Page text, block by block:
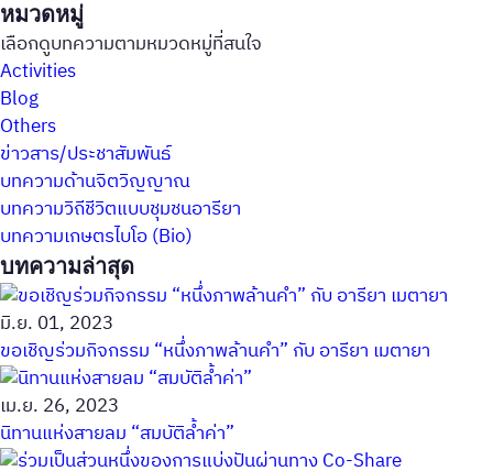
หมวดหมู่
เลือกดูบทความตามหมวดหมู่ที่สนใจ
Activities
Blog
Others
ข่าวสาร/ประชาสัมพันธ์
บทความด้านจิตวิญญาณ
บทความวิถีชีวิตแบบชุมชนอารียา
บทความเกษตรไบโอ (Bio)
บทความล่าสุด
มิ.ย. 01, 2023
ขอเชิญร่วมกิจกรรม “หนึ่งภาพล้านคำ” กับ อารียา เมตายา
เม.ย. 26, 2023
นิทานแห่งสายลม “สมบัติล้ำค่า”